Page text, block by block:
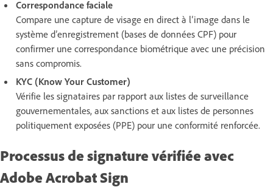
Correspondance faciale
Compare une capture de visage en direct à l’image dans le
système d’enregistrement (bases de données CPF) pour
confirmer une correspondance biométrique avec une précision
sans compromis.
KYC (Know Your Customer)
Vérifie les signataires par rapport aux listes de surveillance
gouvernementales, aux sanctions et aux listes de personnes
politiquement exposées (PPE) pour une conformité renforcée.
Processus de signature vérifiée avec
Adobe Acrobat Sign